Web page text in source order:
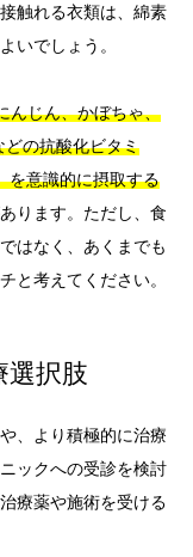
触れる衣類は、綿素
いでしょう。
んじん、かぼちゃ、
どの抗酸化ビタミ
を意識的に摂取する
ります。ただし、食
はなく、あくまでも
と考えてください。
選択肢
、より積極的に治療
ックへの受診を検討
療薬や施術を受ける